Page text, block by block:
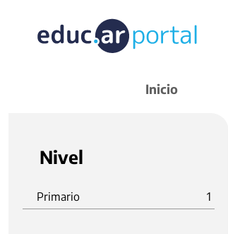
Inicio
Nivel
Primario 1